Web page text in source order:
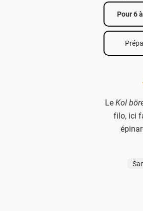
Pour 6
LeKol
filo, ici